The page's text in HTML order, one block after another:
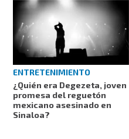
ENTRETENIMIENTO
¿Quién era Degezeta, joven
promesa del reguetón
mexicano asesinado en
Sinaloa?